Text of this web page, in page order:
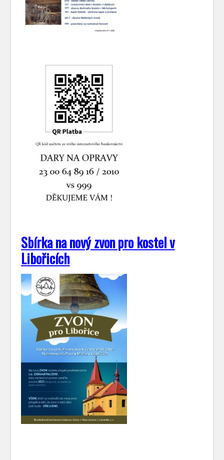
Sbírka na nový zvon pro kostel v
Libořicích